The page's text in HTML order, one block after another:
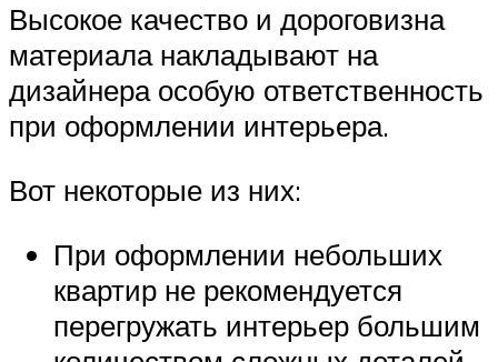
Высокое качество и дороговизна
материала накладывают на
дизайнера особую ответственность
при оформлении интерьера.
Вот некоторые из них:
При оформлении небольших
квартир не рекомендуется
перегружать интерьер большим